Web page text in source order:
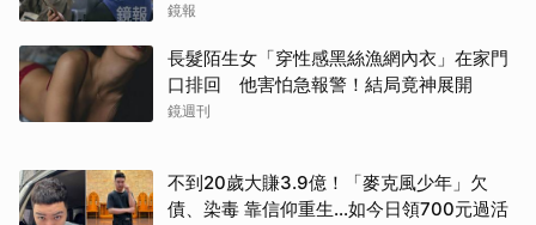
鏡報
長髮陌生女「穿性感黑絲漁網內衣」在家門
口排回 他害怕急報警！結局竟神展開
鏡週刊
不到20歲大賺3.9億！「麥克風少年」欠
債、染毒 靠信仰重生...如今日領700元過活